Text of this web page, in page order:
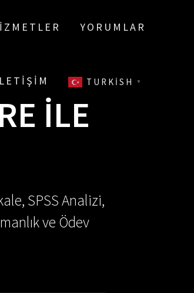
YORUMLAR
TURKISH ▼
ILE
SPSS Analizi,
ve Ödev